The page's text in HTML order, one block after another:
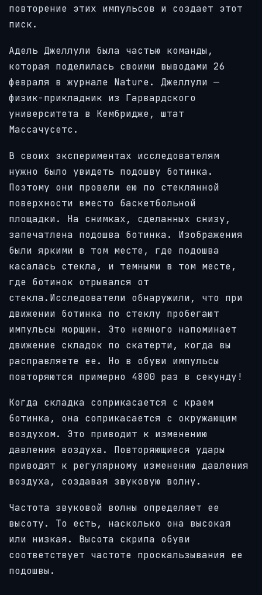
повторение этих импульсов и создает этот
писк.
Адель Джеллули была частью команды,
которая поделилась своими выводами 26
февраля в журнале Nature. Джеллули —
физик-прикладник из Гарвардского
университета в Кембридже, штат
Массачусетс.
В своих экспериментах исследователям
нужно было увидеть подошву ботинка.
Поэтому они провели ею по стеклянной
поверхности вместо баскетбольной
площадки. На снимках, сделанных снизу,
запечатлена подошва ботинка. Изображения
были яркими в том месте, где подошва
касалась стекла, и темными в том месте,
где ботинок отрывался от
стекла.Исследователи обнаружили, что при
движении ботинка по стеклу пробегают
импульсы морщин. Это немного напоминает
движение складок по скатерти, когда вы
расправляете ее. Но в обуви импульсы
повторяются примерно 4800 раз в секунду!
Когда складка соприкасается с краем
ботинка, она соприкасается с окружающим
воздухом. Это приводит к изменению
давления воздуха. Повторяющиеся удары
приводят к регулярному изменению давления
воздуха, создавая звуковую волну.
Частота звуковой волны определяет ее
высоту. То есть, насколько она высокая
или низкая. Высота скрипа обуви
соответствует частоте проскальзывания ее
подошвы.